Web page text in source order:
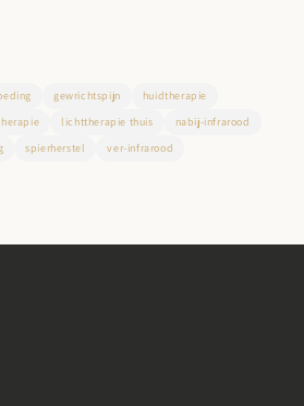
gewrichtspijn
huidtherapie
lichttherapie thuis
nabij-infrarood
spierherstel ver-infrarood